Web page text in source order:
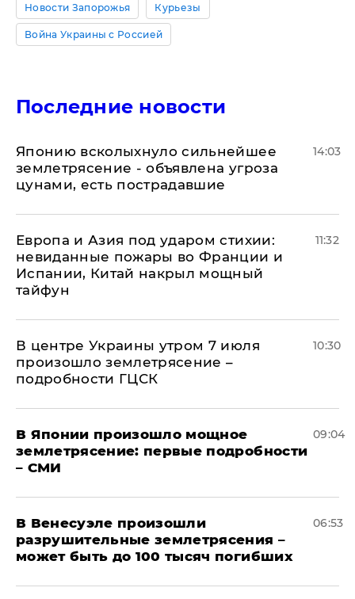
Новости Запорожья Курьезы
Война Украины с Россией
Последние новости
Японию всколыхнуло сильнейшее
землетрясение - объявлена угроза
цунами, есть пострадавшие
14:03
Европа и Азия под ударом стихии:
невиданные пожары во Франции и
Испании, Китай накрыл мощный
тайфун
11:32
В центре Украины утром 7 июля
произошло землетрясение –
подробности ГЦСК
10:30
В Японии произошло мощное
землетрясение: первые подробности
– СМИ
09:04
В Венесуэле произошли
разрушительные землетрясения –
может быть до 100 тысяч погибших
06:53